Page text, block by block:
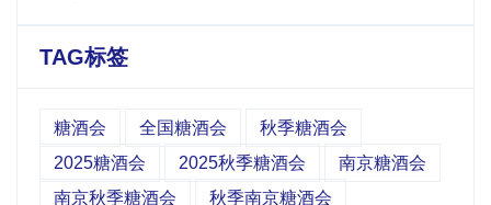
TAG标签
糖酒会 全国糖酒会
秋季糖酒会
2025糖酒会
2025秋季糖酒会
南京糖酒会
南京秋季糖酒会
秋季南京糖酒会